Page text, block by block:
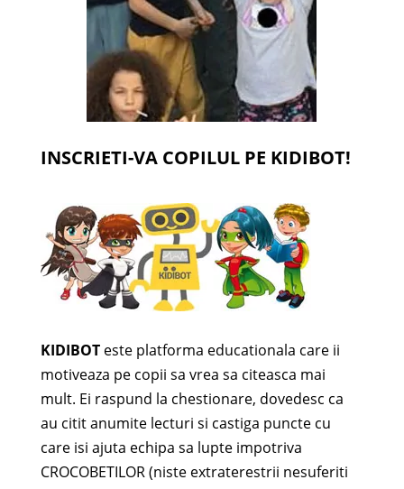
INSCRIETI-VA COPILUL PE KIDIBOT!
KIDIBOTeste platforma educationala care ii
motiveaza pe copii sa vrea sa citeasca mai
mult. Ei raspund la chestionare, dovedesc ca
au citit anumite lecturi si castiga puncte cu
care isi ajuta echipa sa lupte impotriva
CROCOBETILOR (niste extraterestrii nesuferiti